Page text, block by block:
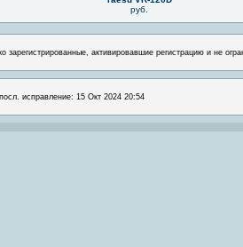
руб.
зарегистрированные, активировавшие регистрацию и не
исправление: 15 Окт 2024 20:54